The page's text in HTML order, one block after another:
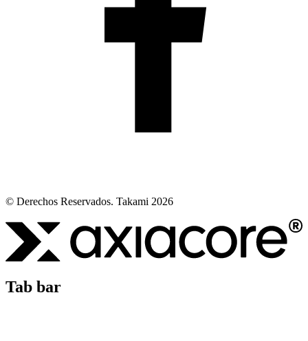
© Derechos Reservados. Takami 2026
Tab bar